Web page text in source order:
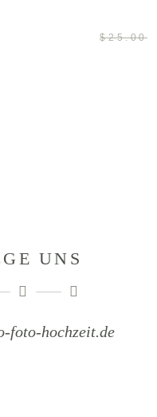
$25.00
UNS
foto-hochzeit.de